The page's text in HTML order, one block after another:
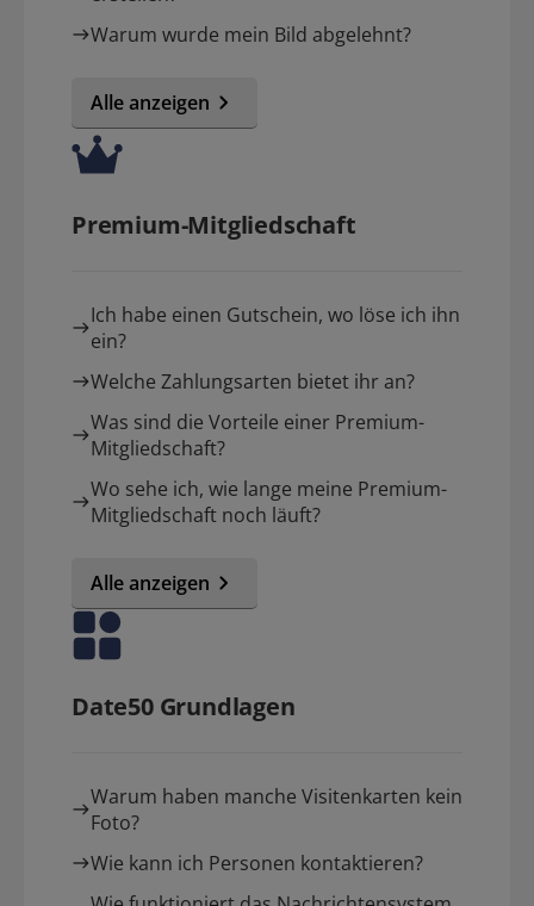
Warum wurde mein Bild abgelehnt?
Alle anzeigen
Premium-Mitgliedschaft
Ich habe einen Gutschein, wo löse ich ihn
ein?
Welche Zahlungsarten bietet ihr an?
Was sind die Vorteile einer Premium-
Mitgliedschaft?
Wo sehe ich, wie lange meine Premium-
Mitgliedschaft noch läuft?
Alle anzeigen
Date50 Grundlagen
Warum haben manche Visitenkarten kein
Foto?
Wie kann ich Personen kontaktieren?